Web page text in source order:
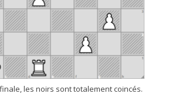
les noirs sont totalement coincés.